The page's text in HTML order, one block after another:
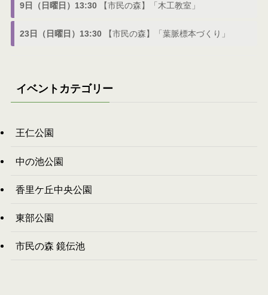
9日（日曜日）13:30 【市民の森】「木工教室」
23日（日曜日）13:30 【市民の森】「葉脈標本づくり」
イベントカテゴリー
王仁公園
中の池公園
香里ケ丘中央公園
東部公園
市民の森 鏡伝池